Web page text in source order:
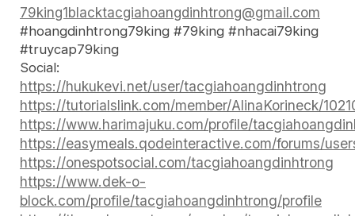
79king1blacktacgiahoangdinhtrong@gmail.com
#hoangdinhtrong79king #79king #nhacai79king
#truycap79king
Social:
https://hukukevi.net/user/tacgiahoangdinhtrong
https://tutorialslink.com/member/AlinaKorineck/
https://www.harimajuku.com/profile/
https://easymeals.qodeinteractive.com/forums/
https://onespotsocial.com/tacgiahoangdinhtrong
https://www.dek-o-
block.com/profile/tacgiahoangdinhtrong/profile